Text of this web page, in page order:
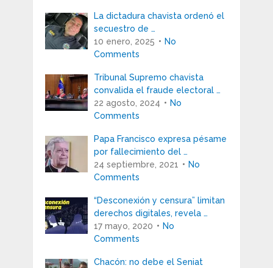
La dictadura chavista ordenó el
secuestro de …
10 enero, 2025
No
Comments
Tribunal Supremo chavista
convalida el fraude electoral …
22 agosto, 2024
No
Comments
Papa Francisco expresa pésame
por fallecimiento del …
24 septiembre, 2021
No
Comments
“Desconexión y censura” limitan
derechos digitales, revela …
17 mayo, 2020
No
Comments
Chacón: no debe el Seniat